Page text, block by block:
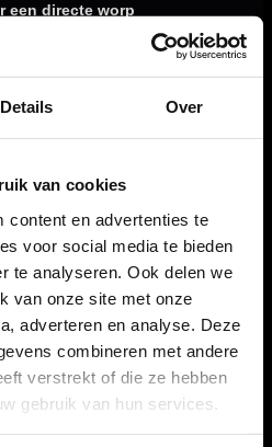
Details Over
van cookies
content en advertenties te
voor social media te bieden
te analyseren. Ook delen we
van onze site met onze
adverteren en analyse. Deze
combineren met andere
verstrekt of die ze hebben
gebruik van hun services.
een directe worp
controle en houvast
Gram